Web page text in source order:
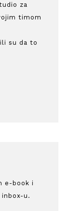
za
timom
su da to
e-book i
u.